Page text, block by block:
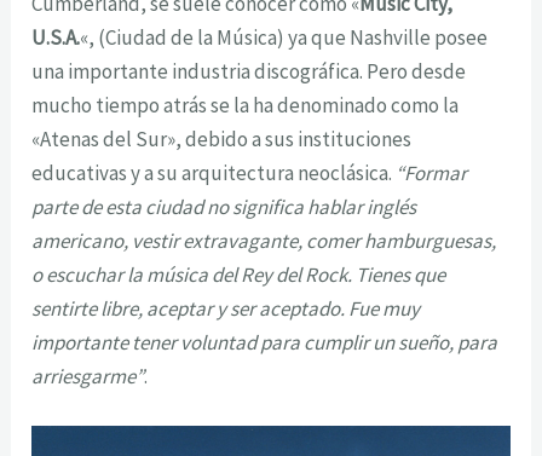
U.S.A.«, (Ciudad de la Música) ya que Nashville posee
una importante industria discográfica. Pero desde
mucho tiempo atrás se la ha denominado como la
«Atenas del Sur», debido a sus instituciones
educativas y a su arquitectura neoclásica. “Formar
parte de esta ciudad no significa hablar inglés
americano, vestir extravagante, comer hamburguesas,
o escuchar la música del Rey del Rock. Tienes que
sentirte libre, aceptar y ser aceptado. Fue muy
importante tener voluntad para cumplir un sueño, para
arriesgarme”.